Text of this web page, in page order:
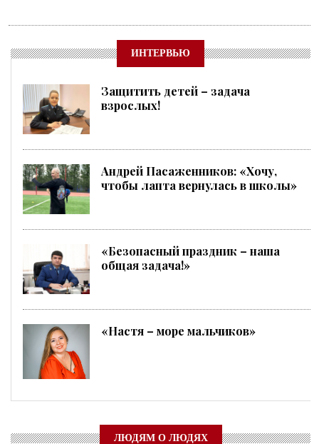
ИНТЕРВЬЮ
Защитить детей – задача
взрослых!
Андрей Пасаженников: «Хочу,
чтобы лапта вернулась в школы»
«Безопасный праздник – наша
общая задача!»
«Настя – море мальчиков»
ЛЮДЯМ О ЛЮДЯХ